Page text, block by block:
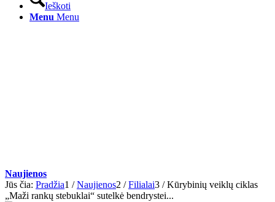
Ieškoti
Menu Menu
Naujienos
Jūs čia: Pradžia1 / Naujienos2 / Filialai3 / Kūrybinių veiklų ciklas
„Maži rankų stebuklai“ sutelkė bendrystei...